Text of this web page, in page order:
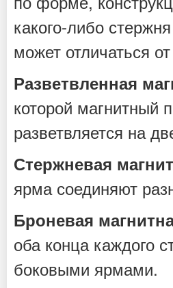
какого-либо
может отличаться
Разветвленная
которой магнитный
разветвляется на
Стержневая
ярма соединяют
Броневая
оба конца каждого
боковыми ярмами.